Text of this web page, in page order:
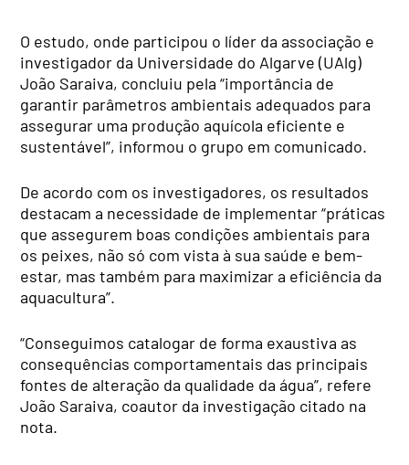
O estudo, onde participou o líder da associação e
investigador da Universidade do Algarve (UAlg)
João Saraiva, concluiu pela “importância de
garantir parâmetros ambientais adequados para
assegurar uma produção aquícola eficiente e
sustentável”, informou o grupo em comunicado.
De acordo com os investigadores, os resultados
destacam a necessidade de implementar “práticas
que assegurem boas condições ambientais para
os peixes, não só com vista à sua saúde e bem-
estar, mas também para maximizar a eficiência da
aquacultura”.
“Conseguimos catalogar de forma exaustiva as
consequências comportamentais das principais
fontes de alteração da qualidade da água”, refere
João Saraiva, coautor da investigação citado na
nota.